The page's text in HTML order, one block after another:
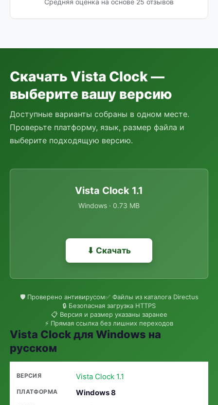
Средняя оценка на основе 25 отзывов
Скачать Vista Clock —
выберите вашу версию
Доступные варианты собраны в одном месте.
Проверьте платформу, язык, размер файла и
выберите подходящую версию.
Vista Clock 1.1
Windows · 0.73 MB
⬇ Скачать
🛡 Проверено антивирусом✅ Файлы из каталога Directus
🔒 Безопасная загрузка HTTPS
📋 Версия и размер указаны заранее
⚡ Прямая ссылка без лишних переходов
Vista Clock для Windows на
русском
Vista Clock 1.1
Windows 8